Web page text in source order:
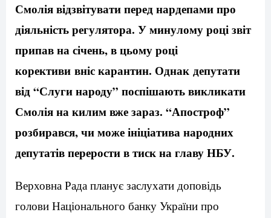
Смолія відзвітувати перед нардепами про
діяльність регулятора. У минулому році звіт
припав на січень, в цьому році
корективи вніс карантин. Однак депутати
від “Слуги народу” поспішають викликати
Смолія на килим вже зараз. “Апостроф”
розбирався, чи може ініціатива народних
депутатів перерости в тиск на главу НБУ.
Верховна Рада планує заслухати доповідь
голови Національного банку України про